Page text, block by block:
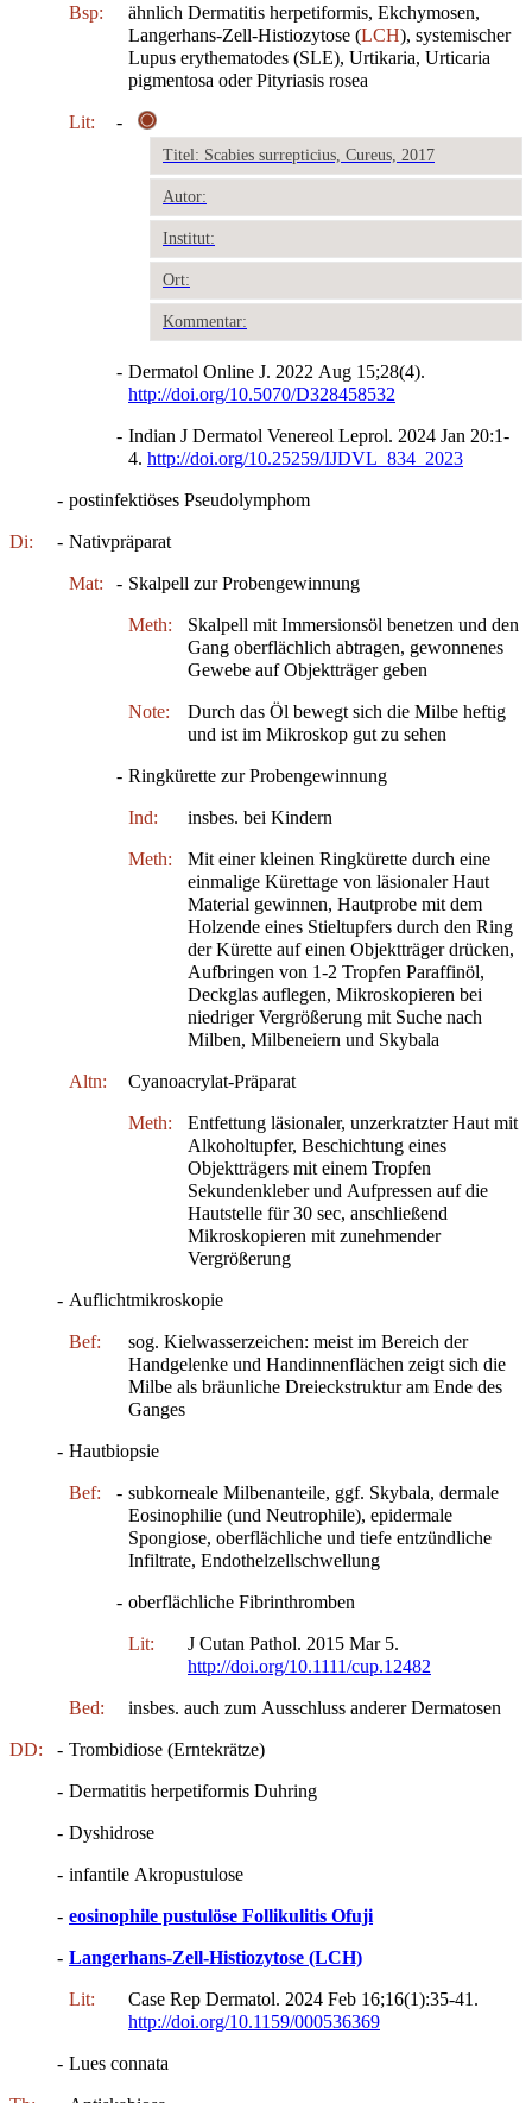
Bsp:
ähnlich Dermatitis herpetiformis, Ekchymosen,
Langerhans-Zell-Histiozytose (LCH), systemischer
Lupus erythematodes (SLE), Urtikaria, Urticaria
pigmentosa oder Pityriasis rosea
Lit: -
Titel: Scabies surrepticius, Cureus, 2017
Autor:
Institut:
Ort:
Kommentar:
- Dermatol Online J. 2022 Aug 15;28(4).
http://doi.org/10.5070/D328458532
- Indian J Dermatol Venereol Leprol. 2024 Jan 20:1-
4. http://doi.org/10.25259/IJDVL_834_2023
- postinfektiöses Pseudolymphom
Di: - Nativpräparat
Mat: - Skalpell zur Probengewinnung
Meth:
Skalpell mit Immersionsöl benetzen und den
Gang oberflächlich abtragen, gewonnenes
Gewebe auf Objektträger geben
Note:
Durch das Öl bewegt sich die Milbe heftig
und ist im Mikroskop gut zu sehen
- Ringkürette zur Probengewinnung
Ind: insbes. bei Kindern
Meth:
Mit einer kleinen Ringkürette durch eine
einmalige Kürettage von läsionaler Haut
Material gewinnen, Hautprobe mit dem
Holzende eines Stieltupfers durch den Ring
der Kürette auf einen Objektträger drücken,
Aufbringen von 1-2 Tropfen Paraffinöl,
Deckglas auflegen, Mikroskopieren bei
niedriger Vergrößerung mit Suche nach
Milben, Milbeneiern und Skybala
Altn: Cyanoacrylat-Präparat
Meth:
Entfettung läsionaler, unzerkratzter Haut mit
Alkoholtupfer, Beschichtung eines
Objektträgers mit einem Tropfen
Sekundenkleber und Aufpressen auf die
Hautstelle für 30 sec, anschließend
Mikroskopieren mit zunehmender
Vergrößerung
- Auflichtmikroskopie
Bef:
sog. Kielwasserzeichen: meist im Bereich der
Handgelenke und Handinnenflächen zeigt sich die
Milbe als bräunliche Dreieckstruktur am Ende des
Ganges
- Hautbiopsie
Bef: - subkorneale Milbenanteile, ggf. Skybala, dermale
Eosinophilie (und Neutrophile), epidermale
Spongiose, oberflächliche und tiefe entzündliche
Infiltrate, Endothelzellschwellung
- oberflächliche Fibrinthromben
Lit:
J Cutan Pathol. 2015 Mar 5.
http://doi.org/10.1111/cup.12482
Bed: insbes. auch zum Ausschluss anderer Dermatosen
DD: - Trombidiose (Erntekrätze)
- Dermatitis herpetiformis Duhring
- Dyshidrose
- infantile Akropustulose
- eosinophile pustulöse Follikulitis Ofuji
- Langerhans-Zell-Histiozytose (LCH)
Lit:
Case Rep Dermatol. 2024 Feb 16;16(1):35-41.
http://doi.org/10.1159/000536369
- Lues connata